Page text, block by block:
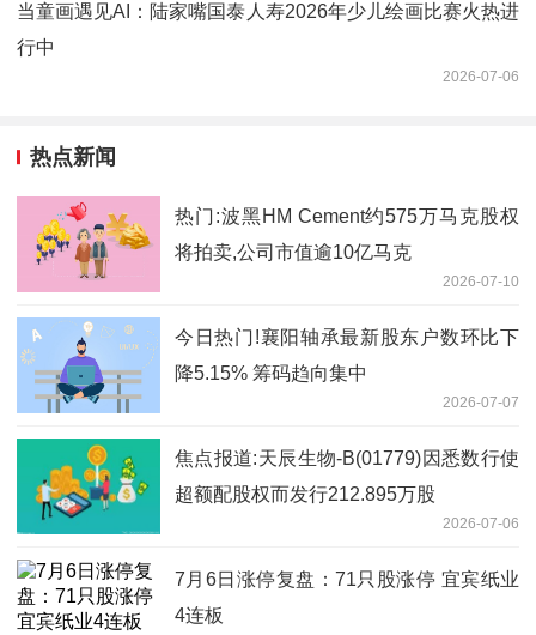
当童画遇见AI：陆家嘴国泰人寿2026年少儿绘画比赛火热进
行中
2026-07-06
热点新闻
热门:波黑HM Cement约575万马克股权
将拍卖,公司市值逾10亿马克
2026-07-10
今日热门!襄阳轴承最新股东户数环比下
降5.15% 筹码趋向集中
2026-07-07
焦点报道:天辰生物-B(01779)因悉数行使
超额配股权而发行212.895万股
2026-07-06
7月6日涨停复盘：71只股涨停 宜宾纸业
4连板